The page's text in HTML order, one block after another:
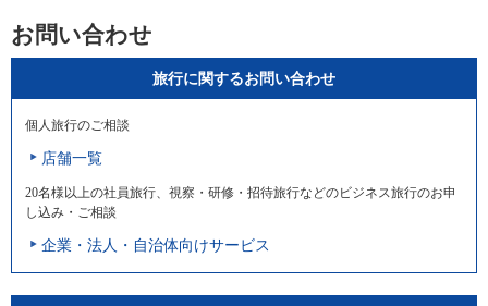
お問い合わせ
旅行に関するお問い合わせ
個人旅行のご相談
店舗一覧
20名様以上の社員旅行、視察・研修・招待旅行などのビジネス旅行のお申
し込み・ご相談
企業・法人・自治体向けサービス